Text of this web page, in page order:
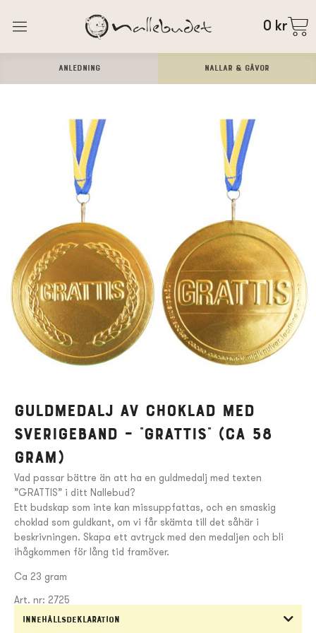
0 kr
ANLEDNING Nallar & Gåvor
Guldmedalj av choklad med
Sverigeband – ”Grattis” (ca 58
gram)
Vad passar bättre än att ha en guldmedalj med texten
”GRATTIS” i ditt Nallebud?
Ett budskap som inte kan missuppfattas, och en smaskig
choklad som guldkant, om vi får skämta till det såhär i
beskrivningen. Skapa ett avtryck med den medaljen och bli
ihågkommen för lång tid framöver.
Ca 23 gram
Art. nr: 2725
Innehållsdeklaration